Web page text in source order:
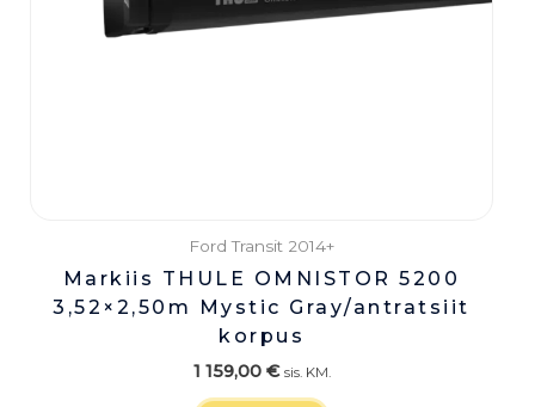
Ford Transit 2014+
Markiis THULE OMNISTOR 5200
3,52×2,50m Mystic Gray/antratsiit
korpus
1 159,00 € sis. KM.